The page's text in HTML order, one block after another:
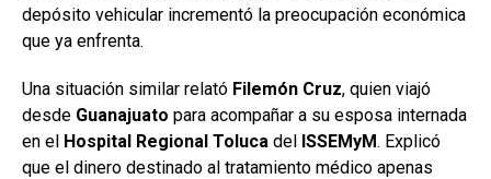
depósito vehicular incrementó la preocupación económica
que ya enfrenta.
Una situación similar relató Filemón Cruz, quien viajó
desde Guanajuato para acompañar a su esposa internada
en el Hospital Regional Toluca del ISSEMyM. Explicó
que el dinero destinado al tratamiento médico apenas